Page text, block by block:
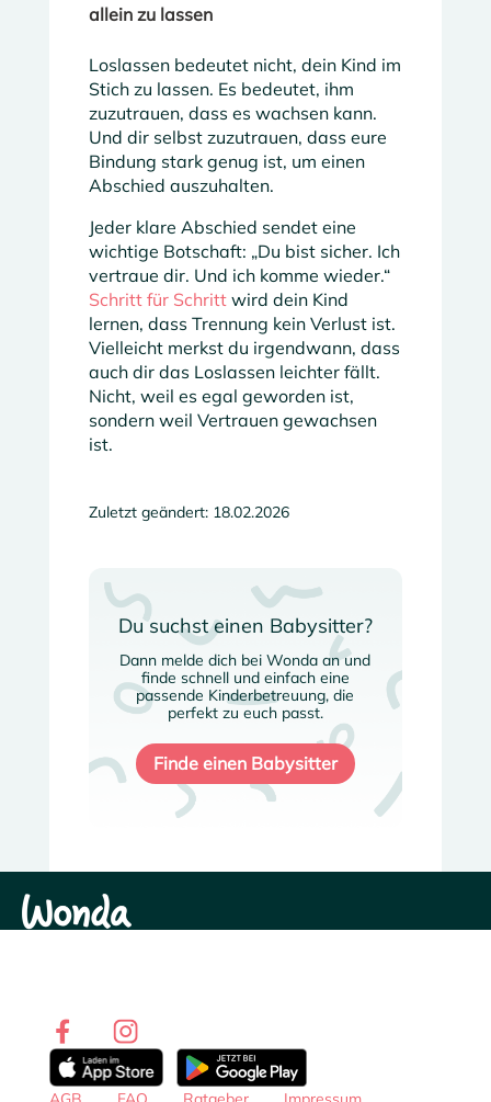
allein zu lassen
Loslassen bedeutet nicht, dein Kind im
Stich zu lassen. Es bedeutet, ihm
zuzutrauen, dass es wachsen kann.
Und dir selbst zuzutrauen, dass eure
Bindung stark genug ist, um einen
Abschied auszuhalten.
Jeder klare Abschied sendet eine
wichtige Botschaft: „Du bist sicher. Ich
vertraue dir. Und ich komme wieder.“
Schritt für Schrittwird dein Kind
lernen, dass Trennung kein Verlust ist.
Vielleicht merkst du irgendwann, dass
auch dir das Loslassen leichter fällt.
Nicht, weil es egal geworden ist,
sondern weil Vertrauen gewachsen
ist.
Zuletzt geändert: 18.02.2026
Du suchst einen Babysitter?
Dann melde dich bei Wonda an und
finde schnell und einfach eine
passende Kinderbetreuung, die
perfekt zu euch passt.
Finde einen Babysitter